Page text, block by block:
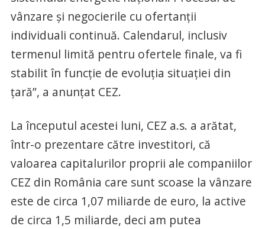
vânzare și negocierile cu ofertanții
individuali continuă. Calendarul, inclusiv
termenul limită pentru ofertele finale, va fi
stabilit în funcție de evoluția situației din
țară”, a anunțat CEZ.
La începutul acestei luni, CEZ a.s. a arătat,
într-o prezentare către investitori, că
valoarea capitalurilor proprii ale companiilor
CEZ din România care sunt scoase la vânzare
este de circa 1,07 miliarde de euro, la active
de circa 1,5 miliarde, deci am putea